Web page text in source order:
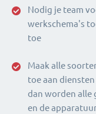
Nodig je team
werkschema's
toe
Maak alle
toe aan
dan worden alle
en de